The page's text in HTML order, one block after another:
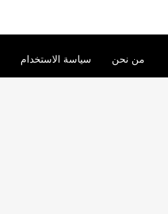
من نحن سياسة الاستخدام